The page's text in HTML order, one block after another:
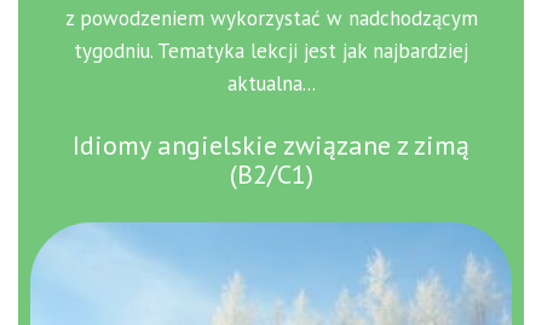
z powodzeniem wykorzystać w nadchodzącym
tygodniu. Tematyka lekcji jest jak najbardziej
aktualna...
Idiomy angielskie związane z zimą
(B2/C1)